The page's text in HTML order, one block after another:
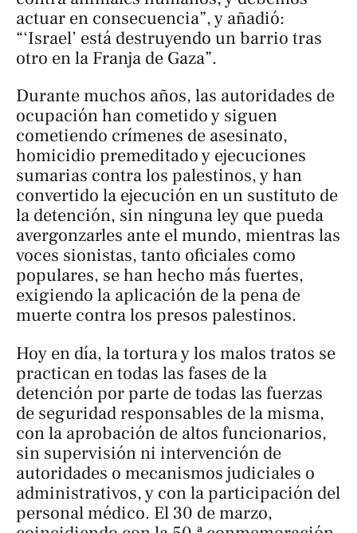
actuar en consecuencia”, y añadió:
“‘Israel’ está destruyendo un barrio tras
otro en la Franja de Gaza”.
Durante muchos años, las autoridades de
ocupación han cometido y siguen
cometiendo crímenes de asesinato,
homicidio premeditado y ejecuciones
sumarias contra los palestinos, y han
convertido la ejecución en un sustituto de
la detención, sin ninguna ley que pueda
avergonzarles ante el mundo, mientras las
voces sionistas, tanto oficiales como
populares, se han hecho más fuertes,
exigiendo la aplicación de la pena de
muerte contra los presos palestinos.
Hoy en día, la tortura y los malos tratos se
practican en todas las fases de la
detención por parte de todas las fuerzas
de seguridad responsables de la misma,
con la aprobación de altos funcionarios,
sin supervisión ni intervención de
autoridades o mecanismos judiciales o
administrativos, y con la participación del
personal médico. El 30 de marzo,